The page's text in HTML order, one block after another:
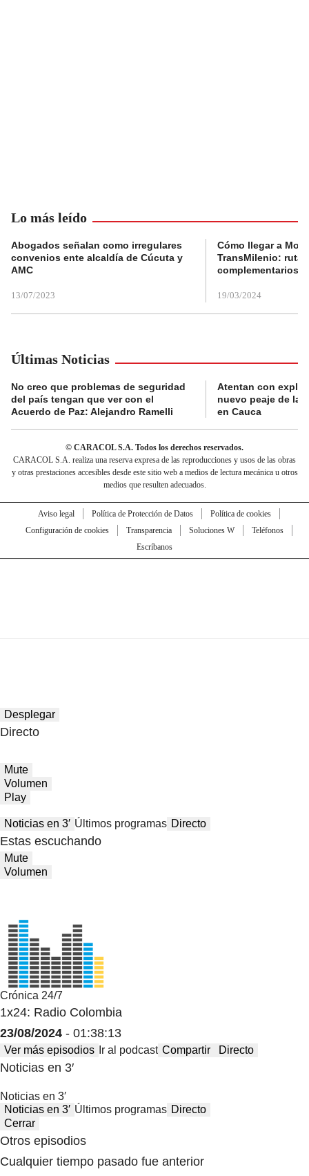
Lo más leído
Abogados señalan como irregulares
convenios ente alcaldía de Cúcuta y
AMC
13/07/2023
Cómo llegar a
TransMilenio:
complementarios
19/03/2024
Últimas Noticias
No creo que problemas de seguridad
del país tengan que ver con el
Acuerdo de Paz: Alejandro Ramelli
Atentan con
nuevo peaje de la
en Cauca
© CARACOL S.A. Todos los derechos reservados.
CARACOL S.A. realiza una reserva expresa de las reproducciones y usos de las obras
y otras prestaciones accesibles desde este sitio web a medios de lectura mecánica u otros
medios que resulten adecuados.
Aviso legal Política de Protección de Datos
Política de cookies
Configuración de cookies
Transparencia Soluciones W
Teléfonos
Escríbanos
Desplegar
Directo
Mute
Volumen
Play
Noticias en 3′ Últimos programas Directo
Estas escuchando
Mute
Volumen
Crónica 24/7
1x24: Radio Colombia
23/08/2024 - 01:38:13
Ver más episodios Ir al podcast Compartir Directo
Noticias en 3′
Noticias en 3′
Noticias en 3′ Últimos programas Directo
Cerrar
Otros episodios
Cualquier tiempo pasado fue anterior